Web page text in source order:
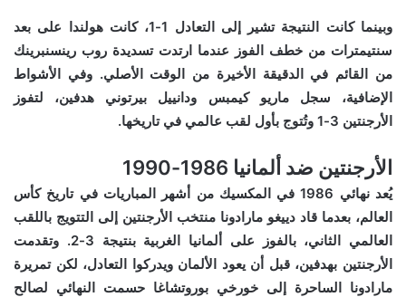
وبينما كانت النتيجة تشير إلى التعادل 1-1، كانت هولندا على بعد
سنتيمترات من خطف الفوز عندما ارتدت تسديدة روب رينسنبرينك
من القائم في الدقيقة الأخيرة من الوقت الأصلي. وفي الأشواط
الإضافية، سجل ماريو كيمبس ودانييل بيرتوني هدفين، لتفوز
الأرجنتين 3-1 وتُتوج بأول لقب عالمي في تاريخها.
الأرجنتين ضد ألمانيا 1986-1990
يُعد نهائي 1986 في المكسيك من أشهر المباريات في تاريخ كأس
العالم، بعدما قاد دييغو مارادونا منتخب الأرجنتين إلى التتويج باللقب
العالمي الثاني، بالفوز على ألمانيا الغربية بنتيجة 3-2. وتقدمت
الأرجنتين بهدفين، قبل أن يعود الألمان ويدركوا التعادل، لكن تمريرة
مارادونا الساحرة إلى خورخي بوروتشاغا حسمت النهائي لصالح